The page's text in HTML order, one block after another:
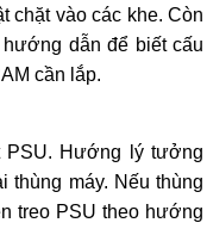
chặt vào các khe. Còn
dẫn để biết cấu
cần lắp.
PSU. Hướng lý tưởng
thùng máy. Nếu thùng
treo PSU theo hướng